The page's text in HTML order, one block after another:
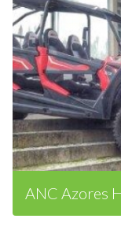
ANC Azores